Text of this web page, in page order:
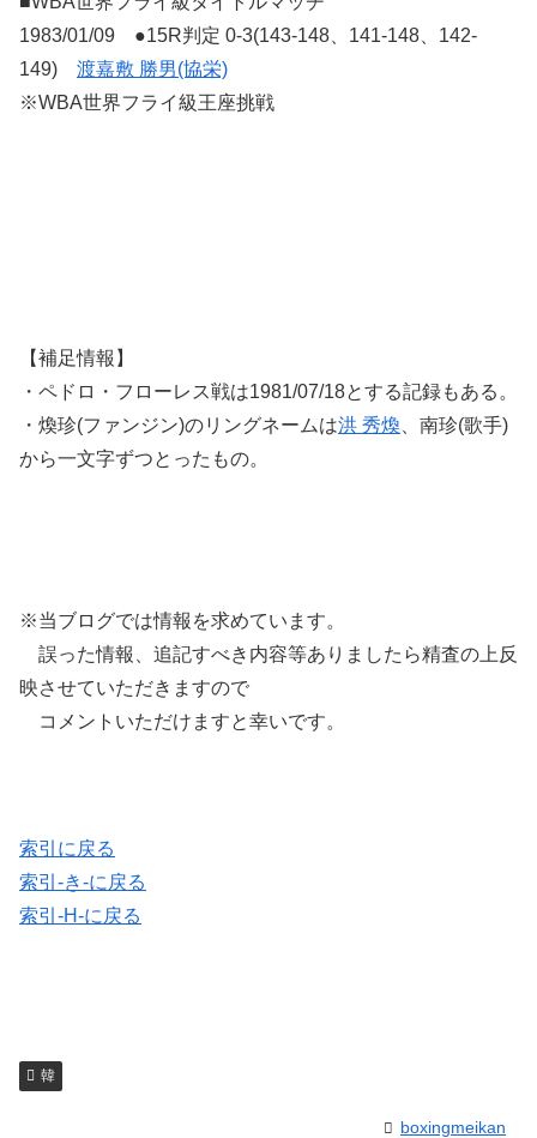
1983/01/09 ●15R判定 0-3(143-148、141-148、142-
149) 渡嘉敷 勝男(協栄)
※WBA世界フライ級王座挑戦
【補足情報】
・ペドロ・フローレス戦は1981/07/18とする記録もある。
・煥珍(ファンジン)のリングネームは洪 秀煥 、南珍(歌手)
から一文字ずつとったもの。
※当ブログでは情報を求めています。
誤った情報、追記すべき内容等ありましたら精査の上反
映させていただきますので
コメントいただけますと幸いです。
索引に戻る
索引-き-に戻る
索引-H-に戻る
韓
boxingmeikan